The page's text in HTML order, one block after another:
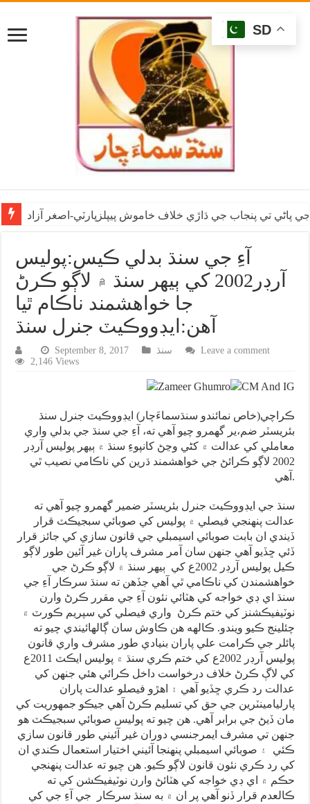
پاڻي تي پنجاب جي ڌاڙي خلاف خاموش پيپلزپارٽي-اصغر آزاد
آءِ جي سنڌ بدلي ڪيس:پوليس
آرڊر2002 کي ٻيهر سنڌ ۾ لاڳو ڪرڻ
جا خواهشمند ناڪام ٿيا
آهن:ايڊووڪيٽ جنرل سنڌ
September 8, 2017 سنڌ
Leave a comment
2,146 Views
ڪراچي(خاص نمائندو سنڌسماءَچار) ايڊووڪيٽ جنرل سنڌ
بئريسٽر ضم،ير گهمرو چيو آهي ته، آءِ جي سنڌ جي بدلي واري
معاملي کي عدالت ۾ کڻي وڃڻ کانپوءِ سنڌ ۾ ٻيهر پوليس آرڊر
2002 لاڳو ڪرائڻ جي خواهشمند ڌرين کي ناڪامي نصيب ٿي
آهي.
سنڌ جي ايڊووڪيٽ جنرل بئريسٽر ضمير گهمرو چيو آهي ته
عدالت پنهنجي فيصلي ۾ پوليس کي صوبائي سبجيڪٽ قرار
ڏيندي ان بابت صوبائي اسيمبلي جي قانون سازي کي جائز قرار
ڏئي ڇڏيو آهي جنهن سان آمر مشرف پاران غير آئين طور لاڳو
ڪيل پوليس آرڊر 2002ع کي ٻيهر سنڌ ۾ لاڳو ڪرڻ جي
خواهشمندن کي ناڪامي ٿي آهي جڏهن ته سنڌ سرڪار آءِ جي
سنڌ اي ڊي خواجه کي هٽائي نئون آءِ جي مقرر ڪرڻ وارن
نوٽيفيڪشنز کي ختم ڪرڻ واري فيصلي کي سپريم ڪورٽ ۾
چئلينج ڪيو ويندو. ڪالهه هن ڪاوش سان ڳالهائيندي چيو ته
پائلر جي ڪرامت علي پاران بنيادي طور مشرف واري قانون
پوليس آرڊر 2002ع کي ختم ڪري سنڌ ۾ پوليس ايڪٽ 2011ع
کي لاڳ ڪرڻ خلاف درخواست داخل ڪرائي هئي جنهن کي
عدالت رد ڪري ڇڏيو آهي ۽ اهڙو فيصلو عدالت پاران
پارليامينٽرين جي حق کي تسليم ڪرڻ آهي جيڪو جمهوريت کي
مان ڏيڻ جي برابر آهي. هن چيو ته پوليس صوبائي سبجيڪٽ هو
جنهن تي مشرف ايمرجنسي دوران غير آئيني طور قانون سازي
ڪئي ۽ صوبائي اسيمبلي پنهنجا آئيني اختيار استعمال ڪندي ان
کي رد ڪري نئون قانون لاڳو ڪيو. هن چيو ته عدالت پنهنجي
حڪم ۾ اي ڊي خواجه کي هٽائڻ وارن نوٽيفيڪشن کي ته
ڪالعدم قرار ڏنو آهي پر ان ۾ به سنڌ سرڪار جي آءِ جي کي
SD